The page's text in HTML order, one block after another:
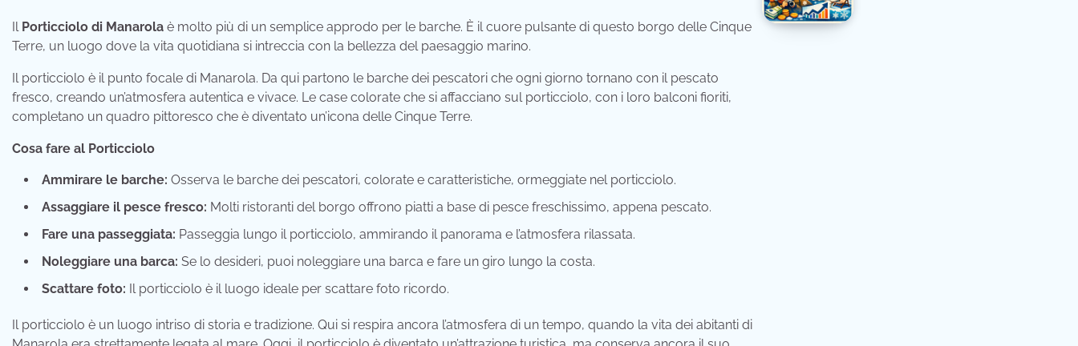
Il Porticciolo di Manarola è molto più di un semplice approdo per le barche. È il cuore pulsante di questo borgo delle Cinque
Terre, un luogo dove la vita quotidiana si intreccia con la bellezza del paesaggio marino.
Il porticciolo è il punto focale di Manarola. Da qui partono le barche dei pescatori che ogni giorno tornano con il pescato
fresco, creando un’atmosfera autentica e vivace. Le case colorate che si affacciano sul porticciolo, con i loro balconi fioriti,
completano un quadro pittoresco che è diventato un’icona delle Cinque Terre.
Cosa fare al Porticciolo
Ammirare le barche: Osserva le barche dei pescatori, colorate e caratteristiche, ormeggiate nel porticciolo.
Assaggiare il pesce fresco: Molti ristoranti del borgo offrono piatti a base di pesce freschissimo, appena pescato.
Fare una passeggiata: Passeggia lungo il porticciolo, ammirando il panorama e l’atmosfera rilassata.
Noleggiare una barca: Se lo desideri, puoi noleggiare una barca e fare un giro lungo la costa.
Scattare foto: Il porticciolo è il luogo ideale per scattare foto ricordo.
Il porticciolo è un luogo intriso di storia e tradizione. Qui si respira ancora l’atmosfera di un tempo, quando la vita dei abitanti di